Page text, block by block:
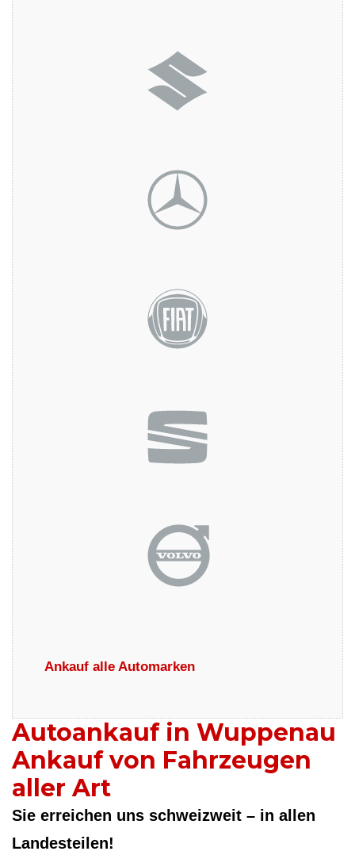
Ankauf alle Automarken
Autoankauf in Wuppenau
Ankauf von Fahrzeugen
aller Art
Sie erreichen uns schweizweit – in allen
Landesteilen!